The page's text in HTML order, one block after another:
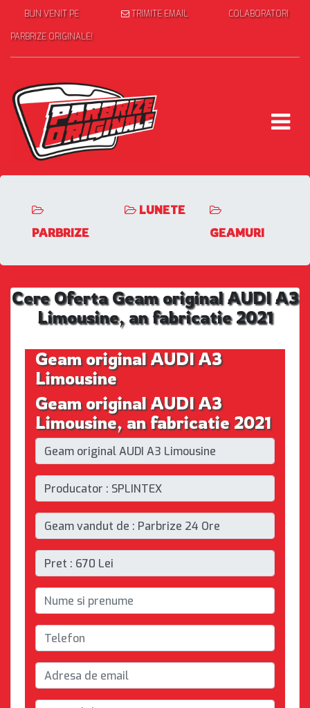
BUN VENIT PE
PARBRIZE ORIGINALE!
TRIMITE EMAIL COLABORATORI
PARBRIZE
LUNETE
GEAMURI
Cere Oferta Geam original AUDI A3
Limousine, an fabricatie 2021
Geam original AUDI A3
Limousine
Geam original AUDI A3
Limousine, an fabricatie 2021